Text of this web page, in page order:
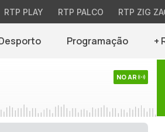
RTP PLAY RTP PALCO RTP ZIG
Programação +
NO AR